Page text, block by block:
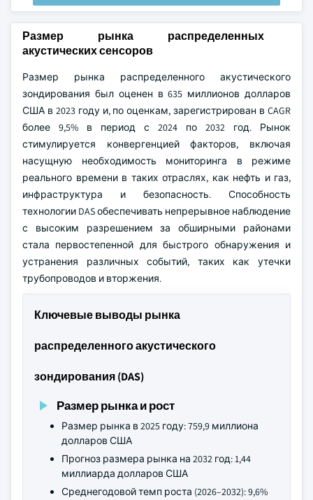
Размер рынка распределенных
акустических сенсоров
Размер рынка распределенного акустического
зондирования был оценен в 635 миллионов долларов
США в 2023 году и, по оценкам, зарегистрирован в CAGR
более 9,5% в период с 2024 по 2032 год. Рынок
стимулируется конвергенцией факторов, включая
насущную необходимость мониторинга в режиме
реального времени в таких отраслях, как нефть и газ,
инфраструктура и безопасность. Способность
технологии DAS обеспечивать непрерывное наблюдение
с высоким разрешением за обширными районами
стала первостепенной для быстрого обнаружения и
устранения различных событий, таких как утечки
трубопроводов и вторжения.
Ключевые выводы рынка
распределенного акустического
зондирования (DAS)
Размер рынка и рост
Размер рынка в 2025 году: 759,9 миллиона
долларов США
Прогноз размера рынка на 2032 год: 1,44
миллиарда долларов США
Среднегодовой темп роста (2026–2032): 9,6%